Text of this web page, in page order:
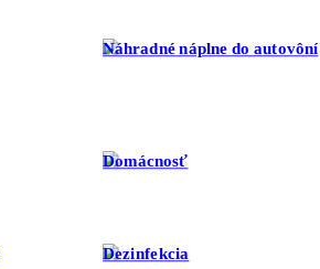
Náhradné náplne do autovôní
Domácnosť
Dezinfekcia